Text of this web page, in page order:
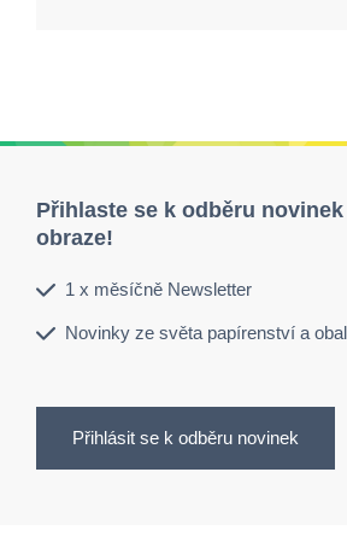
Přihlaste se k odběru
obraze!
1 x měsíčně Newsletter
Novinky ze světa papírenství a
Přihlásit se k odběru novinek